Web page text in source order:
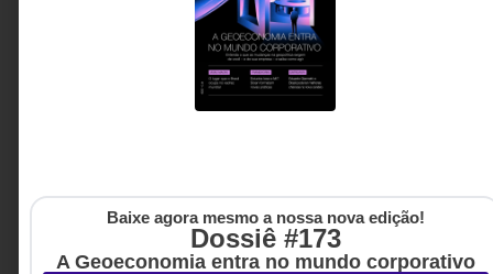
Baixe agora mesmo a nossa nova edição!
Dossiê #173
A Geoeconomia entra no mundo corporativo